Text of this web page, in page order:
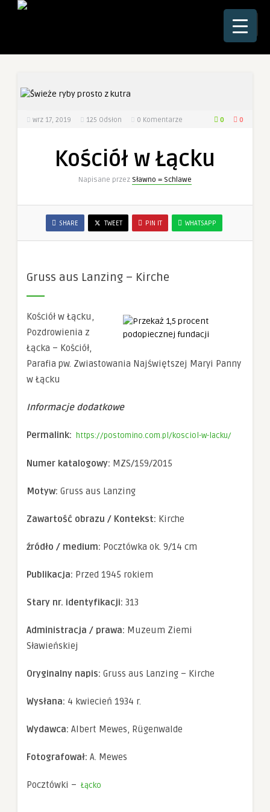
☰
wrz 17, 2019 125 Odsłon 0 Komentarze 0 0
Kościół w Łącku
Napisane przez Sławno = Schlawe
SHARE TWEET PIN IT WHATSAPP
Gruss aus Lanzing – Kirche
Kościół w Łącku,
Pozdrowienia z
Łącka – Kościół,
Parafia pw. Zwiastowania Najświętszej Maryi Panny
w Łącku
Informacje dodatkowe
Permalink: https://postomino.com.pl/kosciol-w-lacku/
Numer katalogowy: MZS/159/2015
Motyw: Gruss aus Lanzing
Zawartość obrazu / Kontekst: Kirche
źródło / medium: Pocztówka ok. 9/14 cm
Publikacja: Przed 1945 rokiem
Stary nr. identyfikacji: 313
Administracja / prawa: Muzeum Ziemi
Sławieńskiej
Oryginalny napis: Gruss aus Lanzing – Kirche
Wysłana: 4 kwiecień 1934 r.
Wydawca: Albert Mewes, Rügenwalde
Fotografował: A. Mewes
Pocztówki – Łącko
Te pliki cookie
opcjonalne. Są
do
funkcjonowania
internetowej.
Statystyka
funkcjonalność
strony
internetowej,
tego, jak
Doświadczenie
strona
internetowa
najlepiej
Jeśli odrzucisz te
pliki cookie,
internetowej.
swoje
zachowania
podczas
strony, zwiększasz